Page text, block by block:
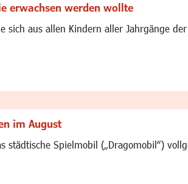
erwachsen werden wollte
sich aus allen Kindern aller Jahrgänge
im August
städtische Spielmobil („Dragomobil“)